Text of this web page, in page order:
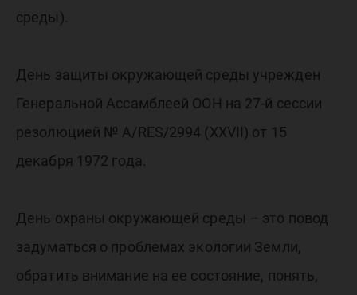
среды).
День защиты окружающей среды учрежден
Генеральной Ассамблеей ООН на 27-й сессии
резолюцией № A/RES/2994 (XXVII) от 15
декабря 1972 года.
День охраны окружающей среды – это повод
задуматься о проблемах экологии Земли,
обратить внимание на ее состояние, понять,